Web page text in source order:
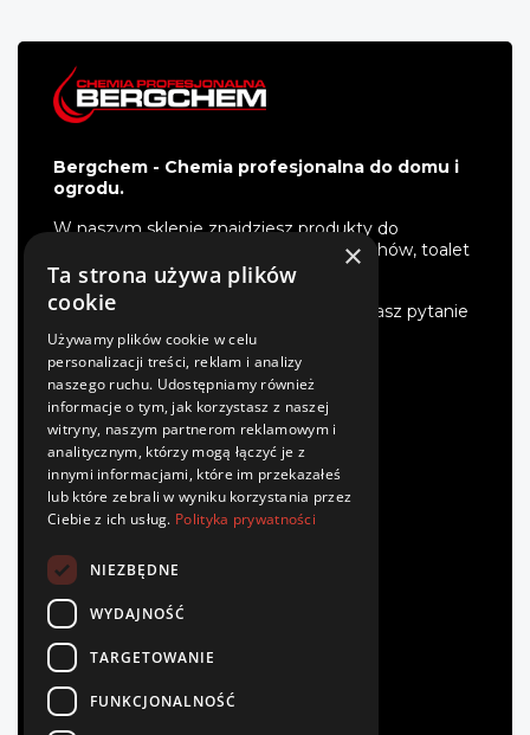
Bergchem - Chemia profesjonalna do domu i
ogrodu.
W naszym sklepie znajdziesz produkty do
impregnacji i mycia kostki, elewacji, dachów, toalet
turystycznych i wiele więcej.
Oferujemy fachowe doradztwo. Jeśli masz pytanie
- zadzwoń.
INFORMACJE
Regulamin
Polityka prywatności
Płatność
Zwroty
Kontakt
TWOJE KONTO
Zaloguj się
Zarejestruj się
×
Ta strona używa plików
cookie
Używamy plików cookie w celu
personalizacji treści, reklam i analizy
naszego ruchu. Udostępniamy również
informacje o tym, jak korzystasz z naszej
witryny, naszym partnerom reklamowym i
analitycznym, którzy mogą łączyć je z
innymi informacjami, które im przekazałeś
lub które zebrali w wyniku korzystania przez
Ciebie z ich usług. Polityka prywatności
NIEZBĘDNE
WYDAJNOŚĆ
TARGETOWANIE
FUNKCJONALNOŚĆ